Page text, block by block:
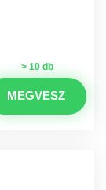
> 10 db
MEGVESZ